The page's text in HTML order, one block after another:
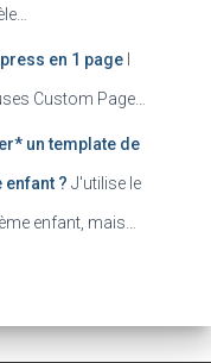
en 1 page
Custom Page…
un template de
enfant ? J'utilise le
enfant, mais…